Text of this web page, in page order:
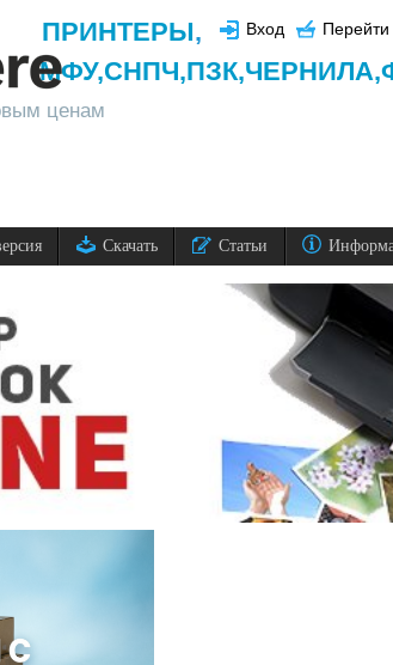
ценам
Вход Перейти
ПРИНТЕРЫ,
МФУ,СНПЧ,ПЗК,ЧЕРНИЛА,
Скачать Статьи